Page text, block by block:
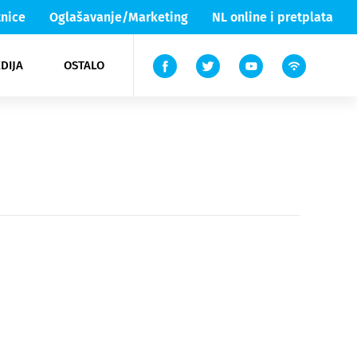
Oglašavanje/Marketing NL online i pretplata
OSTALO
Lika & Senj
TV